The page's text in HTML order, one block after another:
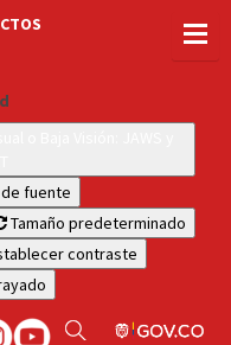
fuente
Tamaño predeterminado
contraste